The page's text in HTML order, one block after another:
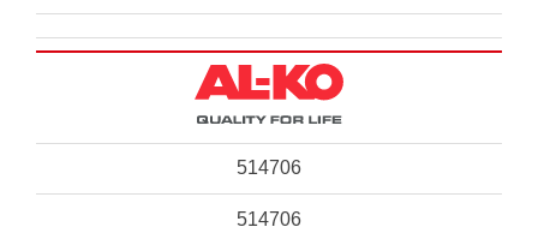
514706
514706